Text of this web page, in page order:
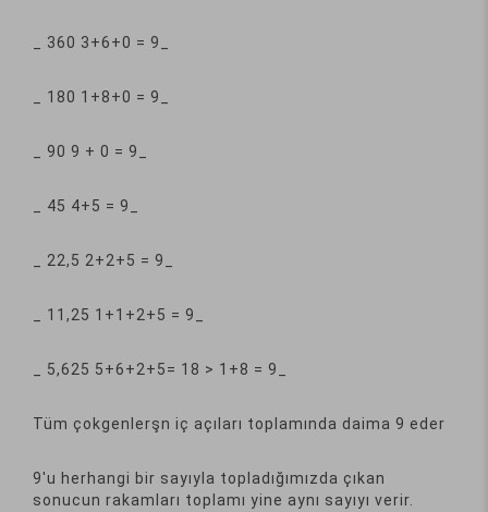
_ 360 3+6+0 = 9_
_ 180 1+8+0 = 9_
_ 90 9 + 0 = 9_
_ 45 4+5 = 9_
_ 22,5 2+2+5 = 9_
_ 11,25 1+1+2+5 = 9_
_ 5,625 5+6+2+5= 18 > 1+8 = 9_
Tüm çokgenlerşn iç açıları toplamında daima 9 eder
9'u herhangi bir sayıyla topladığımızda çıkan
sonucun rakamları toplamı yine aynı sayıyı verir.